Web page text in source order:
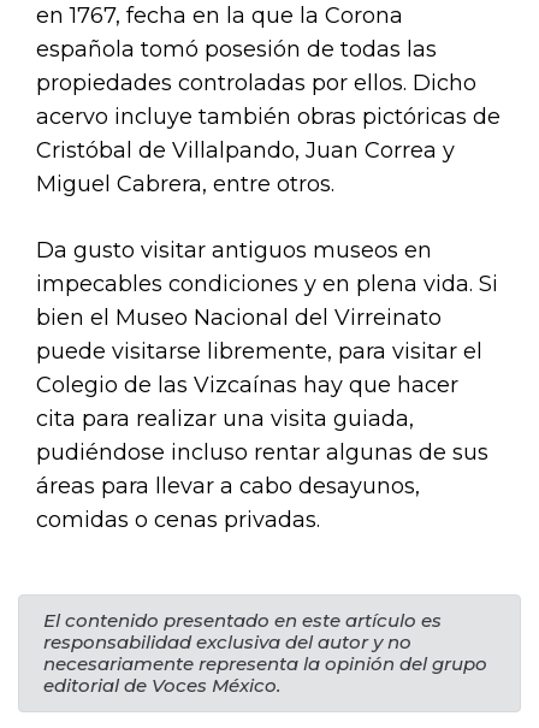
en 1767, fecha en la que la Corona
española tomó posesión de todas las
propiedades controladas por ellos. Dicho
acervo incluye también obras pictóricas de
Cristóbal de Villalpando, Juan Correa y
Miguel Cabrera, entre otros.
Da gusto visitar antiguos museos en
impecables condiciones y en plena vida. Si
bien el Museo Nacional del Virreinato
puede visitarse libremente, para visitar el
Colegio de las Vizcaínas hay que hacer
cita para realizar una visita guiada,
pudiéndose incluso rentar algunas de sus
áreas para llevar a cabo desayunos,
comidas o cenas privadas.
El contenido presentado en este artículo es
responsabilidad exclusiva del autor y no
necesariamente representa la opinión del grupo
editorial de Voces México.